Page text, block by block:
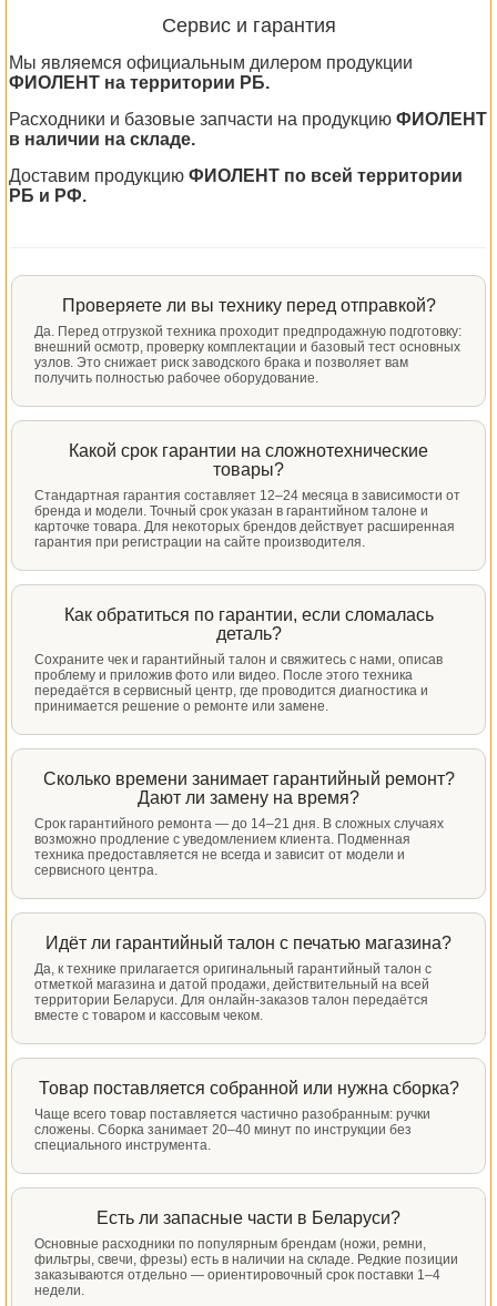
Сервис и гарантия
Мы являемся официальным дилером продукции
ФИОЛЕНТ на территории РБ.
Расходники и базовые запчасти на продукцию ФИОЛЕНТ
в наличии на складе.
Доставим продукцию ФИОЛЕНТ по всей территории
РБ и РФ.
Проверяете ли вы технику перед отправкой?
Да. Перед отгрузкой техника проходит предпродажную подготовку:
внешний осмотр, проверку комплектации и базовый тест основных
узлов. Это снижает риск заводского брака и позволяет вам
получить полностью рабочее оборудование.
Какой срок гарантии на сложнотехнические
товары?
Стандартная гарантия составляет 12–24 месяца в зависимости от
бренда и модели. Точный срок указан в гарантийном талоне и
карточке товара. Для некоторых брендов действует расширенная
гарантия при регистрации на сайте производителя.
Как обратиться по гарантии, если сломалась
деталь?
Сохраните чек и гарантийный талон и свяжитесь с нами, описав
проблему и приложив фото или видео. После этого техника
передаётся в сервисный центр, где проводится диагностика и
принимается решение о ремонте или замене.
Сколько времени занимает гарантийный ремонт?
Дают ли замену на время?
Срок гарантийного ремонта — до 14–21 дня. В сложных случаях
возможно продление с уведомлением клиента. Подменная
техника предоставляется не всегда и зависит от модели и
сервисного центра.
Идёт ли гарантийный талон с печатью магазина?
Да, к технике прилагается оригинальный гарантийный талон с
отметкой магазина и датой продажи, действительный на всей
территории Беларуси. Для онлайн-заказов талон передаётся
вместе с товаром и кассовым чеком.
Товар поставляется собранной или нужна сборка?
Чаще всего товар поставляется частично разобранным: ручки
сложены. Сборка занимает 20–40 минут по инструкции без
специального инструмента.
Есть ли запасные части в Беларуси?
Основные расходники по популярным брендам (ножи, ремни,
фильтры, свечи, фрезы) есть в наличии на складе. Редкие позиции
заказываются отдельно — ориентировочный срок поставки 1–4
недели.